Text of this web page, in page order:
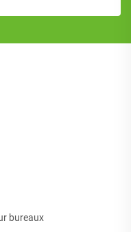
bureaux